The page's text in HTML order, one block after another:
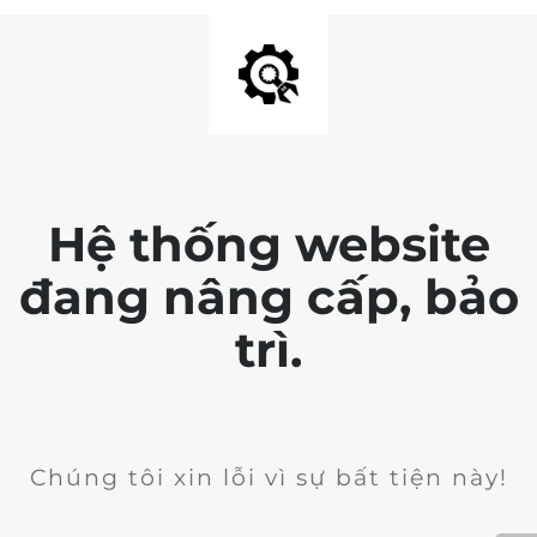
Hệ thống website
đang nâng cấp, bảo
trì.
Chúng tôi xin lỗi vì sự bất tiện này!